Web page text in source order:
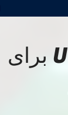
ماشین قالب گیری با سرعت بالا نوع U برای